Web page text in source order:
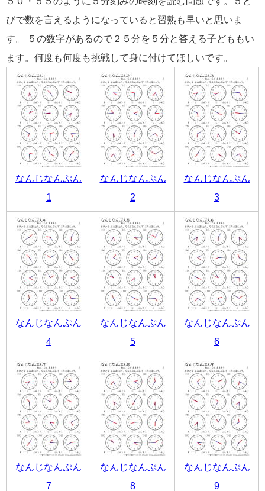
びで数を言えるようになっていると習熟も早いと思いま
す。 ５の数字があるので２５分を５分と答える子どももい
ます。何度も何度も挑戦して身に付けてほしいです。
なんじなんぷん
1
なんじなんぷん
2
なんじなんぷん
3
なんじなんぷん
4
なんじなんぷん
5
なんじなんぷん
6
なんじなんぷん
7
なんじなんぷん
8
なんじなんぷん
9